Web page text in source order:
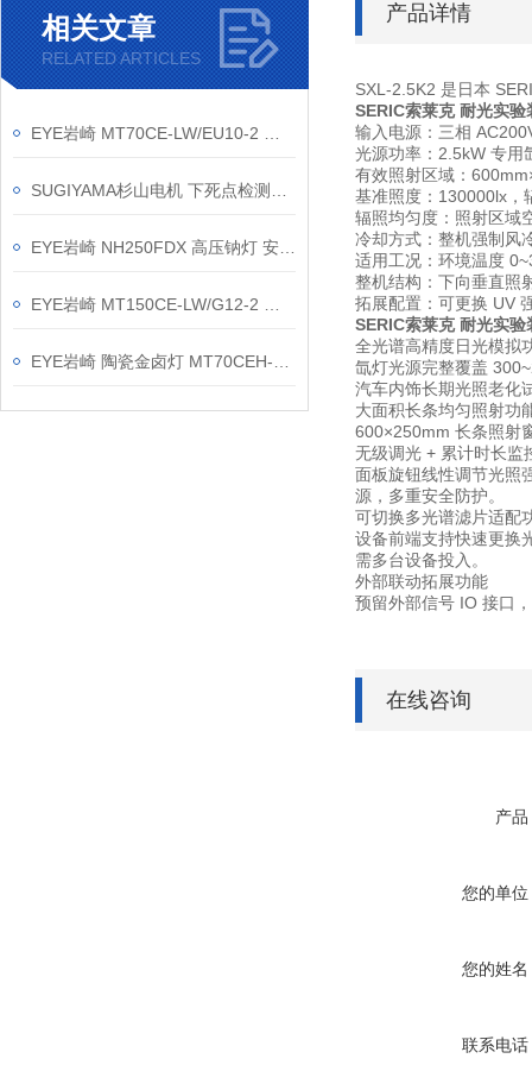
相关文章
RELATED ARTICLES
产品详情
SXL-2.5K2 是日本
SERIC索莱克 耐光实验
输入电源：三相
光源功率：2.5kW 专用
有效照射区域：
基准照度：130000lx，
辐照均匀度：照射区域
冷却方式：整机强制风
适用工况：环境温度
整机结构：下向垂直照
拓展配置：可更换 UV
SERIC索莱克 耐光实验
全光谱高精度日光模拟
氙灯光源完整覆盖
汽车内饰长期光照老化
大面积长条均匀照射功
600×250mm 长条照射
无级调光 + 累计时长监
面板旋钮线性调节光照
源，多重安全防护。
可切换多光谱滤片适配
设备前端支持快速更换
需多台设备投入。
外部联动拓展功能
预留外部信号 IO 接口
在线咨询
产品
您的单位
您的姓名
联系电话